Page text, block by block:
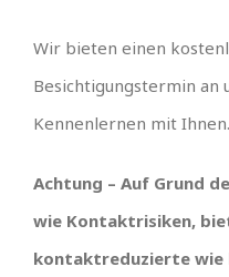
Wir bieten einen
Besichtigungstermin an
Kennenlernen mit Ihnen.
Achtung – Auf Grund
wie Kontaktrisiken,
kontaktreduzierte